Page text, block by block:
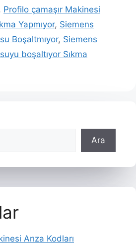
Profilo çamaşır Makinesi
Yapmıyor, Siemens
Boşaltmıyor, Siemens
boşaltıyor Sıkma
Ara
Arıza Kodları